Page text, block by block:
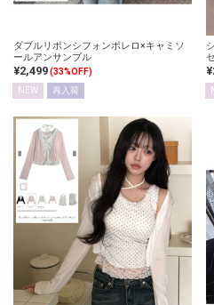
ダブルリボンシフォンボレロ×キャミソ
ールアンサンブル
¥2,499(33%OFF)
NEW
再入荷